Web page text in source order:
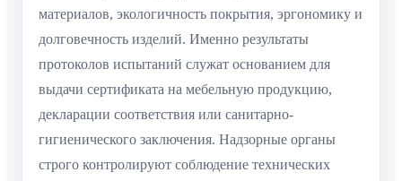
материалов, экологичность покрытия, эргономику и
долговечность изделий. Именно результаты
протоколов испытаний служат основанием для
выдачи сертификата на мебельную продукцию,
декларации соответствия или санитарно-
гигиенического заключения. Надзорные органы
строго контролируют соблюдение технических